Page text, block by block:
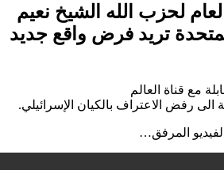
لحزب الله الشيخ نعيم
تريد فرض واقع جديد
مع قناة العالم
الى رفض الاعتراف بالكيان الإسرائيلي.
المرفق…